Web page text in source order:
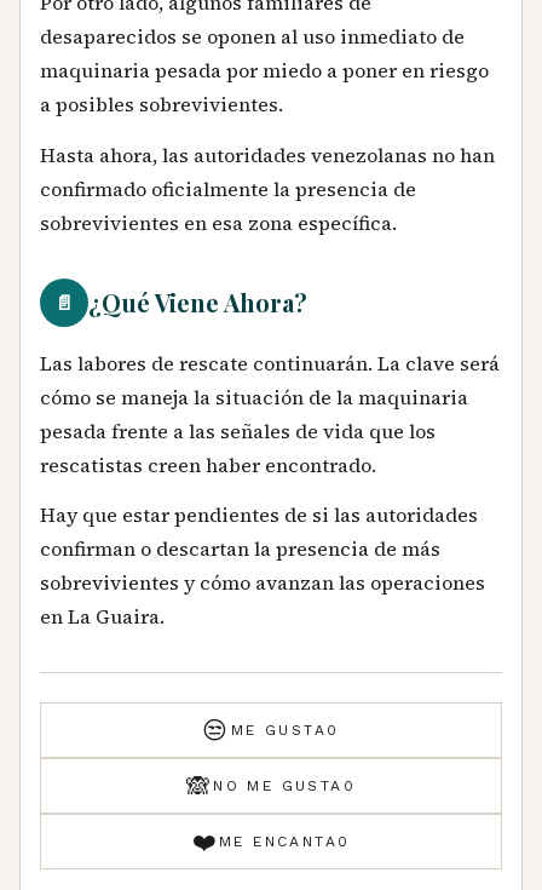
desaparecidos se oponen al uso inmediato de
maquinaria pesada por miedo a poner en riesgo
a posibles sobrevivientes.
Hasta ahora, las autoridades venezolanas no han
confirmado oficialmente la presencia de
sobrevivientes en esa zona específica.
📄 ¿Qué Viene Ahora?
Las labores de rescate continuarán. La clave será
cómo se maneja la situación de la maquinaria
pesada frente a las señales de vida que los
rescatistas creen haber encontrado.
Hay que estar pendientes de si las autoridades
confirman o descartan la presencia de más
sobrevivientes y cómo avanzan las operaciones
en La Guaira.
😒 ME GUSTA 0
🙈 NO ME GUSTA 0
❤️ ME ENCANTA 0